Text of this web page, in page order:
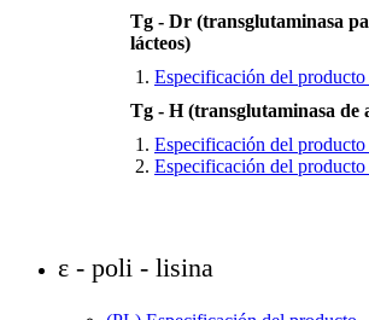
Tg - Dr (transglutaminasa
lácteos)
Especificación del
Tg - H (transglutaminasa de
Especificación del
Especificación del
ε - poli - lisina